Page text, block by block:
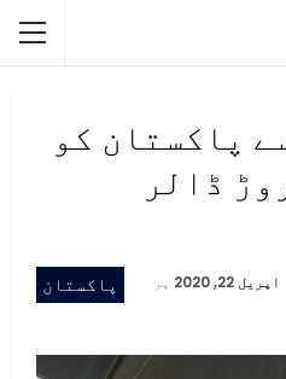
پاکستان کو
39 کروڑ ڈالر
پاکستان اپریل 22, 2020
پر